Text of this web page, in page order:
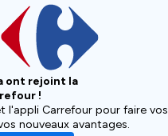
ont rejoint la
!
l'appli Carrefour pour faire vos
nouveaux avantages.